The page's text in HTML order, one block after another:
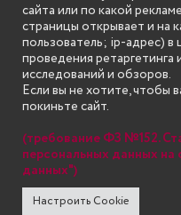
ИНФОРМАЦИЯ ДЛЯ
Все права на аудио и видео
принадлежат их законным
Наличие материалов на сайте
нашего авторского права на
за возможные последствия
Кодексом Российской Федерации.
условиями, то можете
немедленно покинуть сайт. Все
открытых (общедоступных)
информация распространялась
оказать Вам содействие, удалив
чтобы вы прислали нам письмо (в
почтового домена компании
страницы сайта, которые
сайта или по какой
страницы открывает и на
пользователь; ip-адрес) в
проведения ретаргетинга
исследований и обзоров.
Если вы не хотите, чтобы
покиньте сайт.
(требование ФЗ №152.
персональных данных на
данных")
Настроить Cookie